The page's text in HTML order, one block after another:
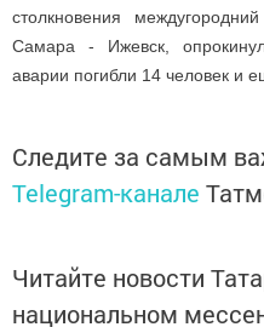
столкновения
Самара - Ижевск,
аварии погибли 14 человек и
Следите за самым
Telegram-канале
Читайте новости
национальном